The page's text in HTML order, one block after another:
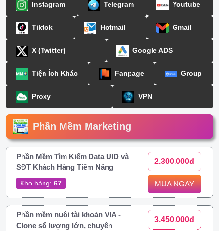
Instagram Telegram Youtube
Tiktok Hotmail Gmail
X (Twitter) Google ADS
Tiện Ích Khác Fanpage Group
Proxy VPN
Phần Mềm Marketing
Phần Mềm Tìm Kiếm Data UID và
SĐT Khách Hàng Tiềm Năng
Kho hàng: 67
2.300.000đ
MUA NGAY
Phần mềm nuôi tài khoản VIA -
Clone số lượng lớn, chuyên
3.450.000đ